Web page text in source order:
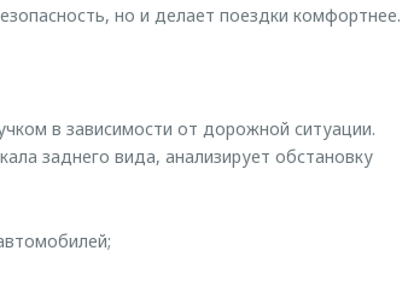
но и делает поездки комфортнее.
в зависимости от дорожной ситуации.
заднего вида, анализирует обстановку